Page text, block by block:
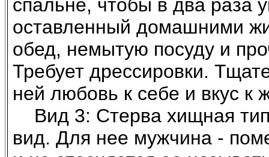
спальне, чтобы в два раза
оставленный домашними
обед, немытую посуду и
Требует дрессировки.
ней любовь к себе и вкус к
Вид 3: Стерва хищная
вид. Для нее мужчина -